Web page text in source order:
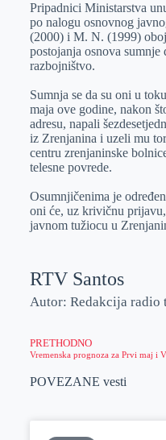
e
r
I
n
s
A
p
a
i
l
Pripadnici Ministarstva
po nalogu osnovnog
(2000) i M. N. (1999)
postojanja osnova
razbojništvo.
Sumnja se da su oni u
maja ove godine, nakon
adresu, napali
iz Zrenjanina i uzeli mu
centru zrenjaninske
telesne povrede.
Osumnjičenima je
oni će, uz krivičnu
javnom tužiocu u
RTV Santos
Autor: Redakcija radio
PRETHODNO
POVEZANE vesti